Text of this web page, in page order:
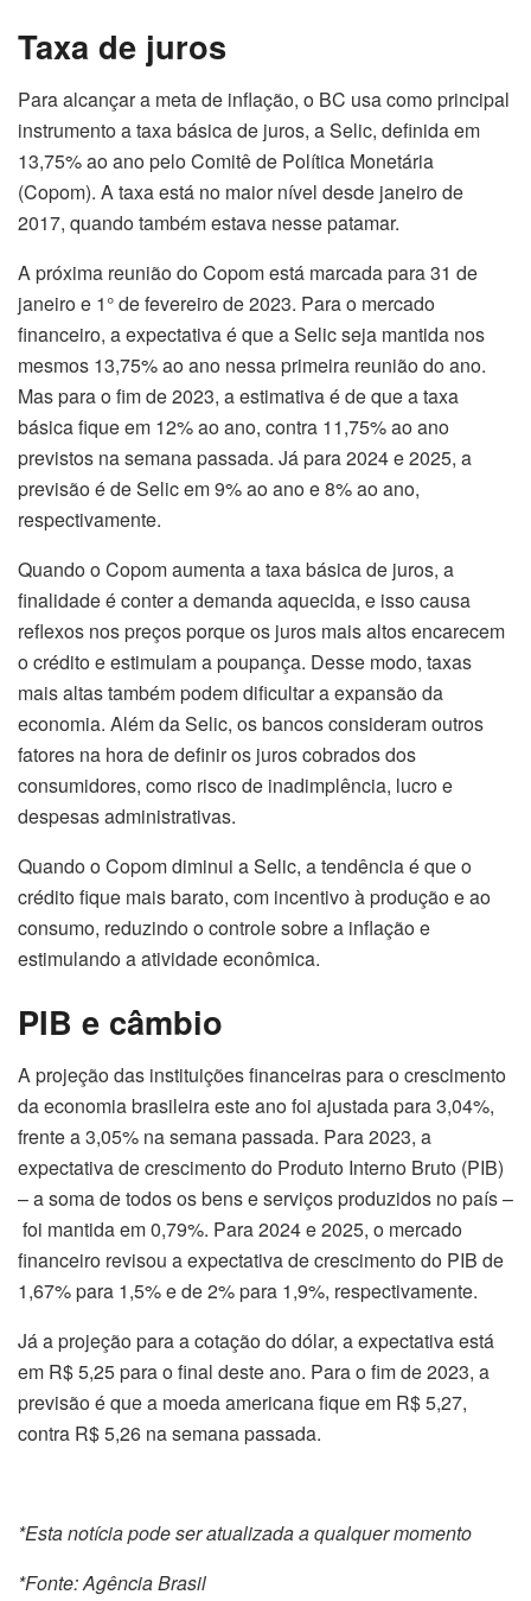
Taxa de juros
Para alcançar a meta de inflação, o BC usa como principal
instrumento a taxa básica de juros, a Selic, definida em
13,75% ao ano pelo Comitê de Política Monetária
(Copom). A taxa está no maior nível desde janeiro de
2017, quando também estava nesse patamar.
A próxima reunião do Copom está marcada para 31 de
janeiro e 1° de fevereiro de 2023. Para o mercado
financeiro, a expectativa é que a Selic seja mantida nos
mesmos 13,75% ao ano nessa primeira reunião do ano.
Mas para o fim de 2023, a estimativa é de que a taxa
básica fique em 12% ao ano, contra 11,75% ao ano
previstos na semana passada. Já para 2024 e 2025, a
previsão é de Selic em 9% ao ano e 8% ao ano,
respectivamente.
Quando o Copom aumenta a taxa básica de juros, a
finalidade é conter a demanda aquecida, e isso causa
reflexos nos preços porque os juros mais altos encarecem
o crédito e estimulam a poupança. Desse modo, taxas
mais altas também podem dificultar a expansão da
economia. Além da Selic, os bancos consideram outros
fatores na hora de definir os juros cobrados dos
consumidores, como risco de inadimplência, lucro e
despesas administrativas.
Quando o Copom diminui a Selic, a tendência é que o
crédito fique mais barato, com incentivo à produção e ao
consumo, reduzindo o controle sobre a inflação e
estimulando a atividade econômica.
PIB e câmbio
A projeção das instituições financeiras para o crescimento
da economia brasileira este ano foi ajustada para 3,04%,
frente a 3,05% na semana passada. Para 2023, a
expectativa de crescimento do Produto Interno Bruto (PIB)
– a soma de todos os bens e serviços produzidos no país –
foi mantida em 0,79%. Para 2024 e 2025, o mercado
financeiro revisou a expectativa de crescimento do PIB de
1,67% para 1,5% e de 2% para 1,9%, respectivamente.
Já a projeção para a cotação do dólar, a expectativa está
em R$ 5,25 para o final deste ano. Para o fim de 2023, a
previsão é que a moeda americana fique em R$ 5,27,
contra R$ 5,26 na semana passada.
*Esta notícia pode ser atualizada a qualquer momento
*Fonte: Agência Brasil